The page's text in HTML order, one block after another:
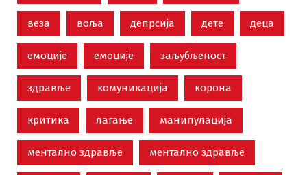
веза воља депрсија дете деца
емоције емоције заљубљеност
здравље комуникација корона
критика лагање манипулација
ментално здравље ментално здравље